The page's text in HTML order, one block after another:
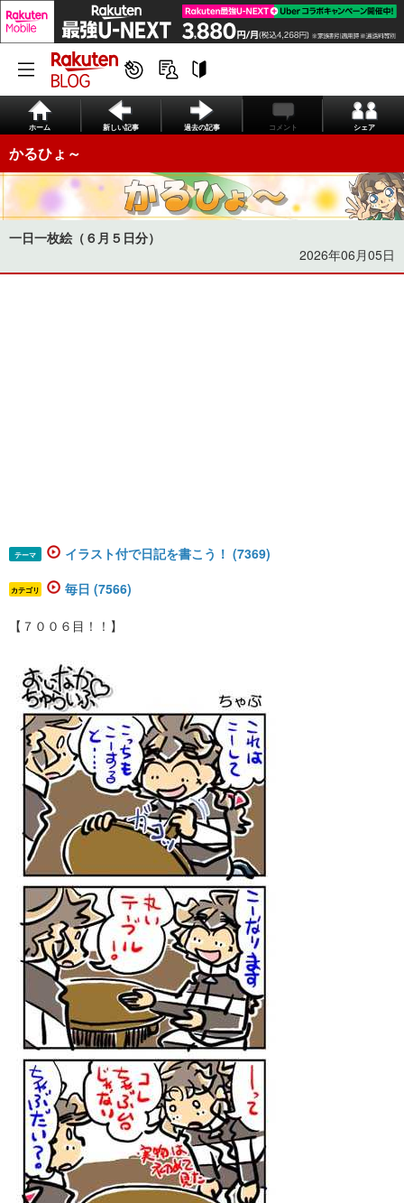
ホーム 新しい記事 過去の記事 コメント シェア
かるひょ～
一日一枚絵（６月５日分）
2026年06月05日
テーマ イラスト付で日記を書こう！ (7369)
カテゴリ 毎日 (7566)
【７００６目！！】